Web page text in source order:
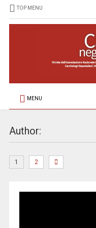
TOP MENU
MENU
Author:
1 2